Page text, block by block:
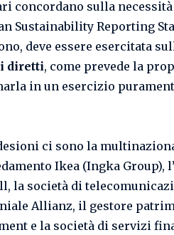
concordano sulla
Sustainability Reporting
deve essere esercitata
diretti, come prevede la
in un esercizio
ci sono la
Ikea (Ingka Group),
la società di
Allianz, il gestore
e la società di servizi